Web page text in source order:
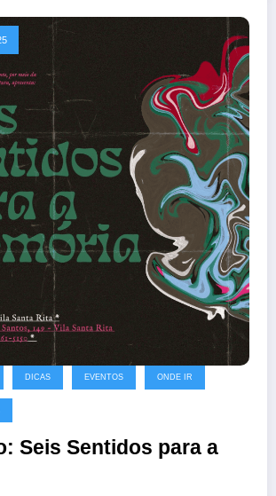
DICAS EVENTOS ONDE IR
Seis Sentidos para a